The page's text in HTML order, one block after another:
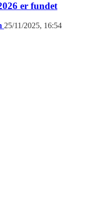
er fundet
25/11/2025, 16:54